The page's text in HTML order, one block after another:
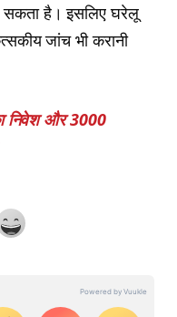
सकता है। इसलिए घरेलू
जांच भी करानी
निवेश और 3000